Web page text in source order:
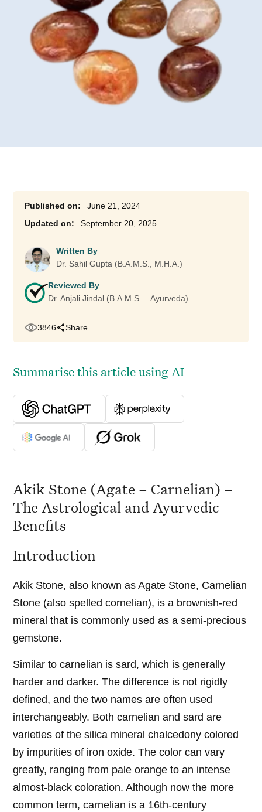
June 21, 2024
September 20, 2025
Written By
Dr. Sahil Gupta (B.A.M.S., M.H.A.)
Reviewed By
Dr. Anjali Jindal (B.A.M.S. – Ayurveda)
3846 Share
Summarise this article using AI
Akik Stone (Agate – Carnelian) –
The Astrological and Ayurvedic
Benefits
Introduction
Akik Stone, also known as Agate Stone, Carnelian
Stone (also spelled cornelian), is a brownish-red
mineral that is commonly used as a semi-precious
gemstone.
Similar to carnelian is sard, which is generally
harder and darker. The difference is not rigidly
defined, and the two names are often used
interchangeably. Both carnelian and sard are
varieties of the silica mineral chalcedony colored
by impurities of iron oxide. The color can vary
greatly, ranging from pale orange to an intense
almost-black coloration. Although now the more
common term, carnelian is a 16th-century